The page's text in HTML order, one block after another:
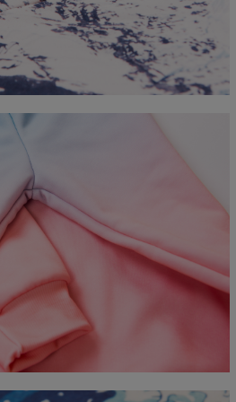
XS S M L XL 2XL 3XL
4XL
67 68 69 70 71 73 75
78
50 56 58 60 63
66
63 64 66 67 68 69